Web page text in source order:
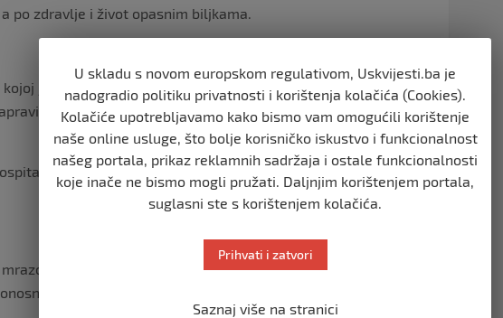
po zdravlje i život opasnim biljkama.
je nastradao stariji bračni par. U šumi su nabrali biljku za
juhu. No, riječ je bila o mrazovcu koji je vrlo opasan po
a par dana kasnije, završilo je tragično, sa smrtnim
vrlo toksičan za ljude. Kako objašnjava bavarski Crveni
U skladu s novom europskom regulativom, Uskvijesti.ba je
nadogradio politiku privatnosti i korištenja kolačića (Cookies).
Kolačiće upotrebljavamo kako bismo vam omogućili korištenje
naše online usluge, što bolje korisničko iskustvo i funkcionalnost
našeg portala, prikaz reklamnih sadržaja i ostale funkcionalnosti
koje inače ne bismo mogli pružati. Daljnjim korištenjem portala,
suglasni ste s korištenjem kolačića.
Prihvati i zatvori
Saznaj više na stranici